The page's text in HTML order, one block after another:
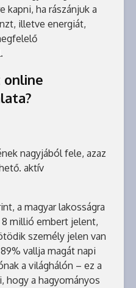
kapni, ha rászánjuk a
illetve energiát,
online
nagyjából fele, azaz
aktív
a magyar lakosságra
millió embert jelent,
személy jelen van
vallja magát napi
a világhálón – ez a
hogy a hagyományos